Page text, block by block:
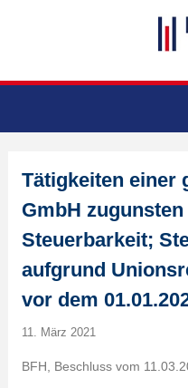
Tätigkeiten einer
GmbH
Steuerbarkeit;
aufgrund
vor dem
11. März 2021
BFH, Beschluss vom